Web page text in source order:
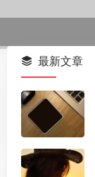
最新文章